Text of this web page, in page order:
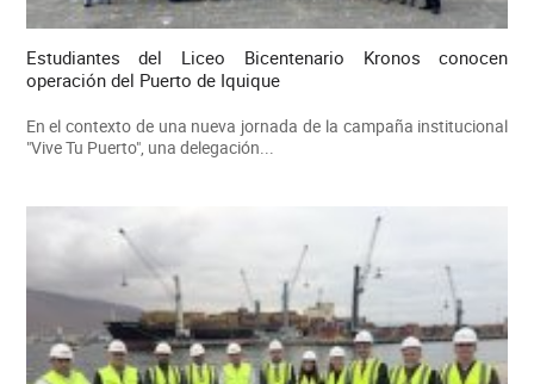
Estudiantes del Liceo Bicentenario Kronos conocen
operación del Puerto de Iquique
En el contexto de una nueva jornada de la campaña institucional
"Vive Tu Puerto", una delegación...